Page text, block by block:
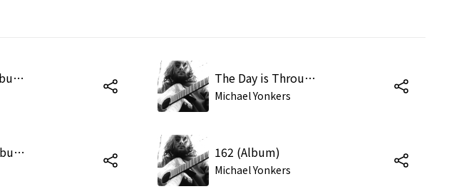
Sandcastle (Album)
Lonely Fog (Album)
The Day is Through (Album)
Michael Yonkers
162 (Album)
Michael Yonkers